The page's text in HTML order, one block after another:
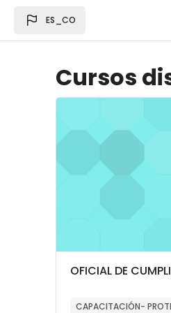
ES_CO
Cursos
Imagen del curso
Categoría del
Nombre del curso
OFICIAL DE
CAPACITACIÓN-